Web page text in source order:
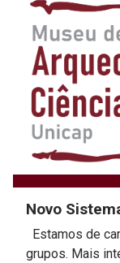
Novo
grupos. Mais